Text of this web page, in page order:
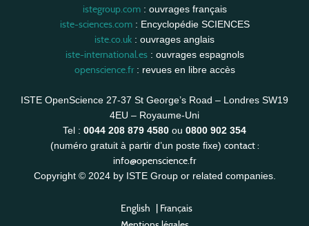
istegroup.com: ouvrages français
iste-sciences.com: Encyclopédie SCIENCES
iste.co.uk : ouvrages anglais
iste-international.es: ouvrages espagnols
openscience.fr: revues en libre accès
ISTE OpenScience 27-37 St George’s Road – Londres SW19
4EU – Royaume-Uni
Tel : 0044 208 879 4580 ou 0800 902 354
(numéro gratuit à partir d’un poste fixe) contact :
info@openscience.fr
Copyright © 2024 by ISTE Group or related companies.
English | Français